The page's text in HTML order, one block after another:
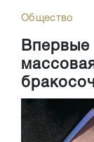
Общество
Впервые